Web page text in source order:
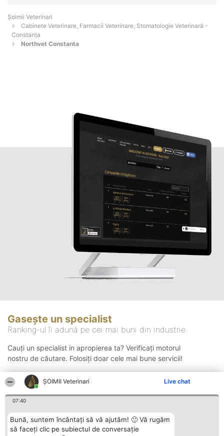
ȘOIMII Veterinari Live chat
07:40
Bună, suntem încântați să vă ajutăm! 🙂 Vă rugăm
să faceți clic pe subiectul de conversație
Șoimii Veterinari
Cabinete Veterinare, Farmacii Veterinare, Stomatologie Veterinară -
Constanţa
Northvet Constanta
Gasește un specialist
Ranking-ul îi adună pe cei mai buni din industrie
Cauți un specialist in apropierea ta? Verificați motorul
nostru de căutare. Folosiți doar cele mai bune servicii!